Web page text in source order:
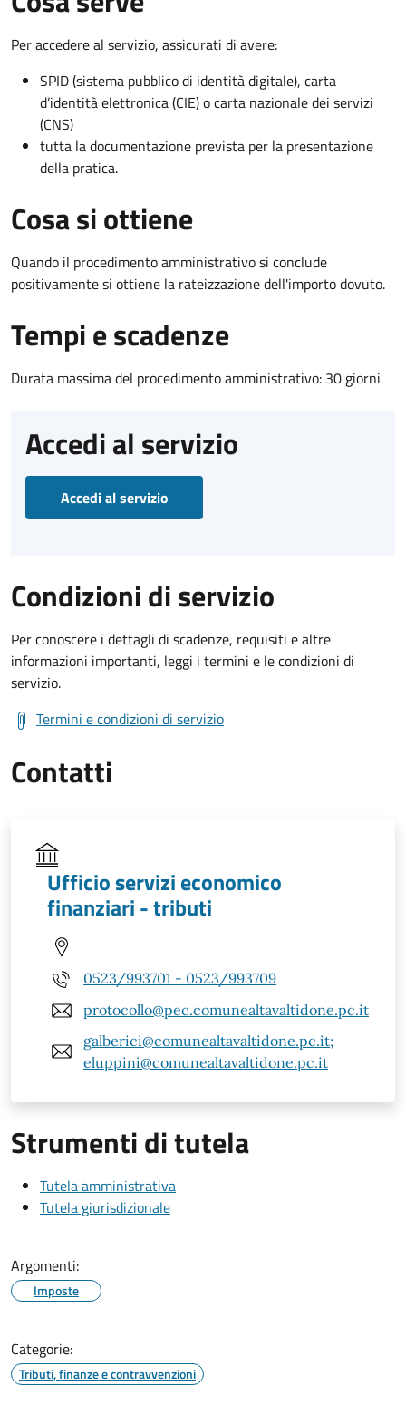
Per accedere al servizio, assicurati di avere:
SPID (sistema pubblico di identità digitale), carta
d’identità elettronica (CIE) o carta nazionale dei servizi
(CNS)
tutta la documentazione prevista per la presentazione
della pratica.
Cosa si ottiene
Quando il procedimento amministrativo si conclude
positivamente si ottiene la rateizzazione dell'importo dovuto.
Tempi e scadenze
Durata massima del procedimento amministrativo: 30 giorni
Accedi al servizio
Accedi al servizio
Condizioni di servizio
Per conoscere i dettagli di scadenze, requisiti e altre
informazioni importanti, leggi i termini e le condizioni di
servizio.
Termini e condizioni di servizio
Contatti
Ufficio servizi economico
finanziari - tributi
0523/993701 - 0523/993709
protocollo@pec.comunealtavaltidone.pc.it
galberici@comunealtavaltidone.pc.it;
eluppini@comunealtavaltidone.pc.it
Strumenti di tutela
Tutela amministrativa
Tutela giurisdizionale
Argomenti:
Imposte
Categorie:
Tributi, finanze e contravvenzioni